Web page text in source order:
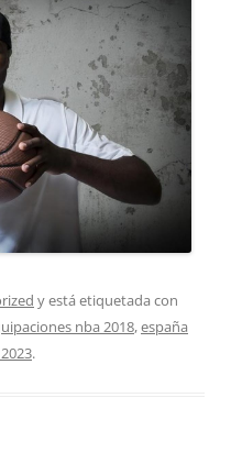
y está etiquetada con
nba 2018,españa
.